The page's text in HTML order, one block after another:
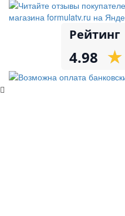
Рейтинг
4.98 ★
★